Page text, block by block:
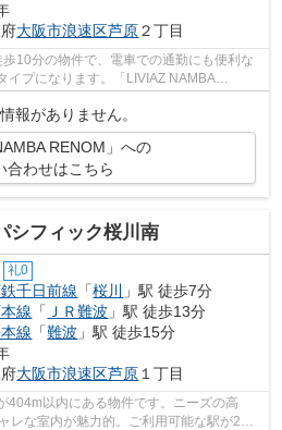
大阪市浪速区芦原２丁目
10分の物件で、電車での通勤にも便利な
イプになります。「LIVIAZ NAMBA
報がありません。
RENOM」への
合わせはこちら
シフィック桜川南
礼0
千日前線 「桜川
」駅 徒歩7分
線 「 ＪＲ難波 」駅 徒歩13分
線 「難波 」駅 徒歩15分
大阪市浪速区芦原 １丁目
404m以内にある物件です。ニーズの高
レな室内が魅力的。ご利用可能な駅が2つ